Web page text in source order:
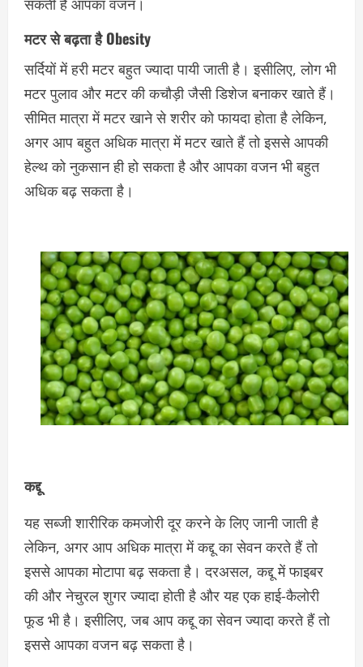
सकती हैं आपका वजन।
मटर से बढ़ता है Obesity
सर्दियों में हरी मटर बहुत ज्यादा पायी जाती है। इसीलिए, लोग भी
मटर पुलाव और मटर की कचौड़ी जैसी डिशेज बनाकर खाते हैं।
सीमित मात्रा में मटर खाने से शरीर को फायदा होता है लेकिन,
अगर आप बहुत अधिक मात्रा में मटर खाते हैं तो इससे आपकी
हेल्थ को नुकसान ही हो सकता है और आपका वजन भी बहुत
अधिक बढ़ सकता है।
कद्दू
यह सब्जी शारीरिक कमजोरी दूर करने के लिए जानी जाती है
लेकिन, अगर आप अधिक मात्रा में कद्दू का सेवन करते हैं तो
इससे आपका मोटापा बढ़ सकता है। दरअसल, कद्दू में फाइबर
की और नेचुरल शुगर ज्यादा होती है और यह एक हाई-कैलोरी
फूड भी है। इसीलिए, जब आप कद्दू का सेवन ज्यादा करते हैं तो
इससे आपका वजन बढ़ सकता है।